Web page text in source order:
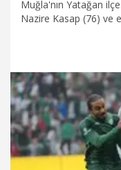
Muğla'nın Yatağan
Nazire Kasap (76) ve
5.03.2026 Gündem